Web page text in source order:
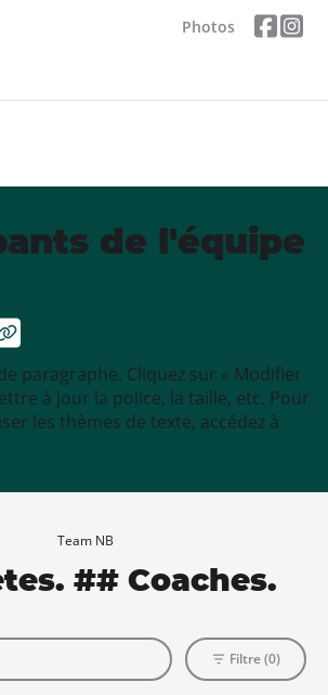
Photos
de l'équipe
paragraphe. Cliquez sur « Modifier
à jour la police, la taille, etc. Pour
les thèmes de texte, accédez à
Team NB
## Coaches.
Filtre (0)